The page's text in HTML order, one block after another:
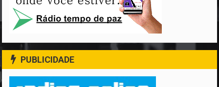
PUBLICIDADE